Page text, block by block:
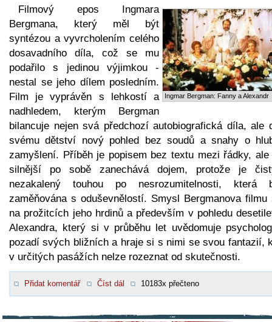
Ingmar Bergman: Fanny a Alexandr
Filmový epos Ingmara
Bergmana, který měl být
syntézou a vyvrcholením celého
dosavadního díla, což se mu
podařilo s jedinou výjimkou -
nestal se jeho dílem posledním.
Film je vyprávěn s lehkostí a
nadhledem, kterým Bergman
bilancuje nejen svá předchozí autobiografická díla, ale
svému dětství nový pohled bez soudů a snahy o
zamyšlení. Příběh je popisem bez textu mezi řádky,
silnější po sobě zanechává dojem, protože je
nezakalený touhou po nesrozumitelnosti, která
zaměňována s oduševnělostí. Smysl Bergmanova filmu
na prožitcích jeho hrdinů a především v pohledu
Alexandra, který si v průběhu let uvědomuje
pozadí svých bližních a hraje si s nimi se svou fantazií,
v určitých pasážích nelze rozeznat od skutečnosti.
Přidat komentář Číst dál 10183x přečteno